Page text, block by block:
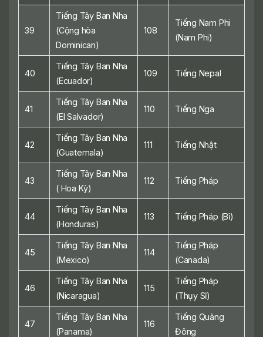
39
Tiếng Tây Ban Nha
(Cộng hòa
Dominican)
108
Tiếng Nam Phi
(Nam Phi)
40
Tiếng Tây Ban Nha
(Ecuador)
109 Tiếng Nepal
41
Tiếng Tây Ban Nha
(EI Salvador)
110 Tiếng Nga
42
Tiếng Tây Ban Nha
(Guatemala)
111 Tiếng Nhật
43
Tiếng Tây Ban Nha
( Hoa Kỳ)
112 Tiếng Pháp
44
Tiếng Tây Ban Nha
(Honduras)
113 Tiếng Pháp (Bỉ)
45
Tiếng Tây Ban Nha
(Mexico)
114
Tiếng Pháp
(Canada)
46
Tiếng Tây Ban Nha
(Nicaragua)
115
Tiếng Pháp
(Thụy Sĩ)
47
Tiếng Tây Ban Nha
(Panama)
116
Tiếng Quảng
Đông